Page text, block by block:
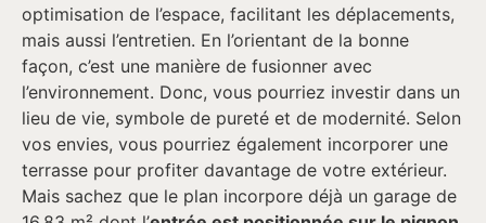
optimisation de l’espace, facilitant les déplacements,
mais aussi l’entretien. En l’orientant de la bonne
façon, c’est une manière de fusionner avec
l’environnement. Donc, vous pourriez investir dans un
lieu de vie, symbole de pureté et de modernité. Selon
vos envies, vous pourriez également incorporer une
terrasse pour profiter davantage de votre extérieur.
Mais sachez que le plan incorpore déjà un garage de